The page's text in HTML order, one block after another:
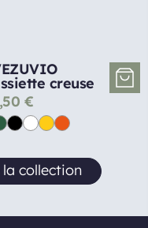
creuse
€
collection